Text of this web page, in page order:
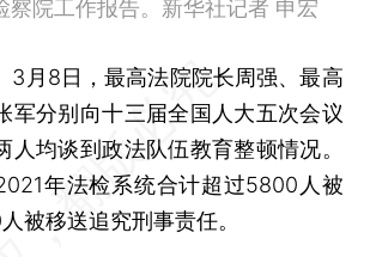
察院工作报告。新华社记者 申宏
3月8日，最高法院院长周强、最高
军分别向十三届全国人大五次会议
人均谈到政法队伍教育整顿情况。
年法检系统合计超过5800人被
被移送追究刑事责任。